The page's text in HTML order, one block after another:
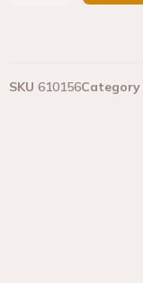
SKU 610156Category